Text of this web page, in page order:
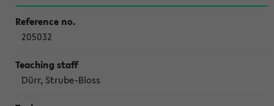
205032
Dürr, Strube-Bloss